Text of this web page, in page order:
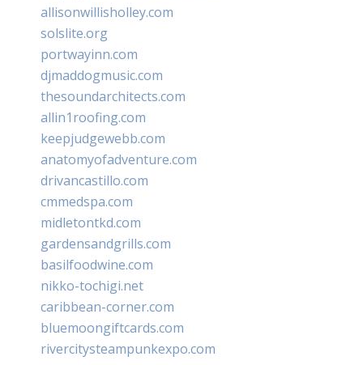
allisonwillisholley.com
solslite.org
portwayinn.com
djmaddogmusic.com
thesoundarchitects.com
allin1roofing.com
keepjudgewebb.com
anatomyofadventure.com
drivancastillo.com
cmmedspa.com
midletontkd.com
gardensandgrills.com
basilfoodwine.com
nikko-tochigi.net
caribbean-corner.com
bluemoongiftcards.com
rivercitysteampunkexpo.com